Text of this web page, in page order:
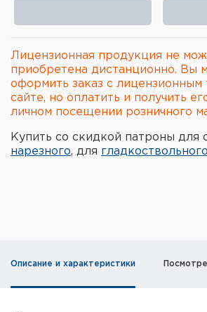
Охотничье снаряжение
Фонари и ЛЦУ
Туристическое снаряжение
Фальшпатроны
Лицензионная продукция не
приобретена дистанционно. Вы
оформить заказ с лицензионным
сайте, но оплатить и получить
личном посещении розничного
Купить со скидкой патроны для
нарезного, для гладкоствольного
Описание и характеристики